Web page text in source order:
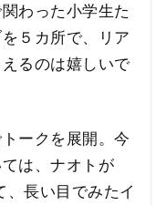
わった小学生た
５カ所で、リア
るのは嬉しいで
ークを展開。今
は、ナオトが
、長い目でみたイ